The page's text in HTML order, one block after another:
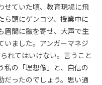
せていた頃、教育現場に飛
ら頭にゲンコツ、授業中に
眉間に皺を寄せ、大声で生
いました。アンガーマネジ
れてはいけない。言うこと
私の「理想像」と、自信の
だったのでしょう。思い通